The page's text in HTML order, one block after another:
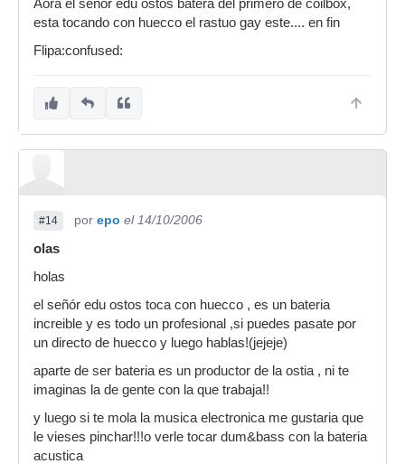
Aora el señor edu ostos batera del primero de coilbox,
esta tocando con huecco el rastuo gay este.... en fin
Flipa:confused:
#14 por epo el 14/10/2006
olas
holas
el señór edu ostos toca con huecco , es un bateria
increible y es todo un profesional ,si puedes pasate por
un directo de huecco y luego hablas!(jejeje)
aparte de ser bateria es un productor de la ostia , ni te
imaginas la de gente con la que trabaja!!
y luego si te mola la musica electronica me gustaria que
le vieses pinchar!!!o verle tocar dum&bass con la bateria
acustica